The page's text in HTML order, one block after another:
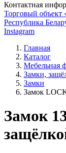
Контактная
Торговый объект
Республика
Instagram
Главная
Каталог
Мебельная
Замки,
Замки
Замок
Замок